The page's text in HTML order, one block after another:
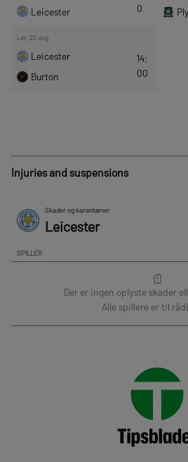
Injuries and suspensions